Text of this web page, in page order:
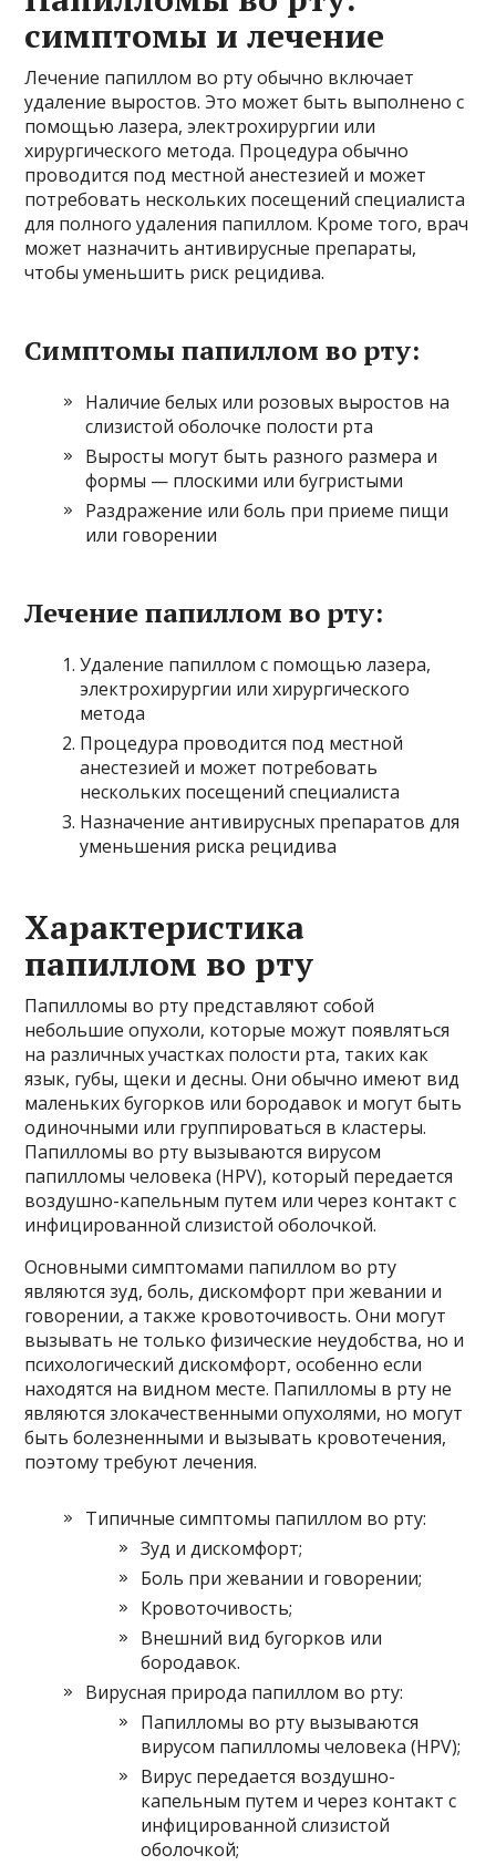
симптомы и лечение
Лечение папиллом во рту обычно включает
удаление выростов. Это может быть выполнено с
помощью лазера, электрохирургии или
хирургического метода. Процедура обычно
проводится под местной анестезией и может
потребовать нескольких посещений специалиста
для полного удаления папиллом. Кроме того, врач
может назначить антивирусные препараты,
чтобы уменьшить риск рецидива.
Симптомы папиллом во рту:
Наличие белых или розовых выростов на
слизистой оболочке полости рта
Выросты могут быть разного размера и
формы — плоскими или бугристыми
Раздражение или боль при приеме пищи
или говорении
Лечение папиллом во рту:
Удаление папиллом с помощью лазера,
электрохирургии или хирургического
метода
Процедура проводится под местной
анестезией и может потребовать
нескольких посещений специалиста
Назначение антивирусных препаратов для
уменьшения риска рецидива
Характеристика
папиллом во рту
Папилломы во рту представляют собой
небольшие опухоли, которые можут появляться
на различных участках полости рта, таких как
язык, губы, щеки и десны. Они обычно имеют вид
маленьких бугорков или бородавок и могут быть
одиночными или группироваться в кластеры.
Папилломы во рту вызываются вирусом
папилломы человека (HPV), который передается
воздушно-капельным путем или через контакт с
инфицированной слизистой оболочкой.
Основными симптомами папиллом во рту
являются зуд, боль, дискомфорт при жевании и
говорении, а также кровоточивость. Они могут
вызывать не только физические неудобства, но и
психологический дискомфорт, особенно если
находятся на видном месте. Папилломы в рту не
являются злокачественными опухолями, но могут
быть болезненными и вызывать кровотечения,
поэтому требуют лечения.
Типичные симптомы папиллом во рту:
Зуд и дискомфорт;
Боль при жевании и говорении;
Кровоточивость;
Внешний вид бугорков или
бородавок.
Вирусная природа папиллом во рту:
Папилломы во рту вызываются
вирусом папилломы человека (HPV);
Вирус передается воздушно-
капельным путем и через контакт с
инфицированной слизистой
оболочкой;